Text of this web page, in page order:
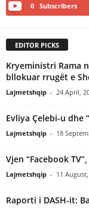
0 Subscribers
EDITOR PICKS
Kryeministri Rama
bllokuar rrugët e
Lajmetshqip - 24 April,
Evliya Çelebi-u dhe
Lajmetshqip - 18
Vjen “Facebook
Lajmetshqip - 11
Raporti i DASH-it: